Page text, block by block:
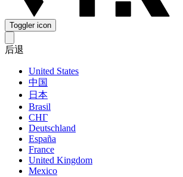
Toggler icon
后退
United States
中国
日本
Brasil
СНГ
Deutschland
España
France
United Kingdom
Mexico